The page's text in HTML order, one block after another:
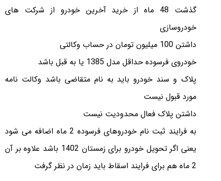
گذشت 48 ماه از خرید آخرین خودرو از شرکت های
خودروسازی
داشتن 100 میلیون تومان در حساب وکالتی
خودروی فرسوده حداقل مدل 1385 یا به قبل باشد
پلاک و سند خودرو باید به نام متقاضی باشد وکالت نامه
مورد قبول نیست
داشتن پلاک فعال محدودیت نیست
به فرایند ثبت نام خودروهای فرسوده 2 ماه اضافه می شود
یعنی اگر تحویل خودرو برای زمستان 1402 باشد علاوه بر آن
2 ماه هم برای فرایند اسقاط باید زمان در نظر گرفت